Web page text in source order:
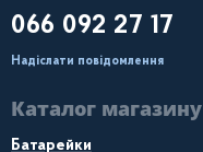
066 092 27 17
Надіслати повідомлення
Каталог магазину
Батарейки